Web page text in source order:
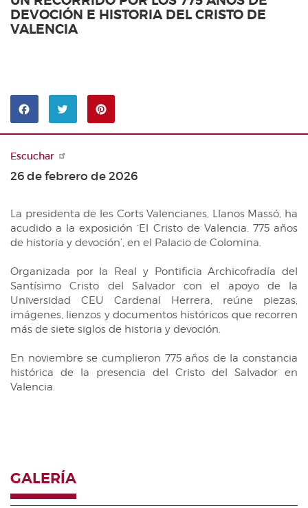
Noticias
Agenda
BUSCADOR DE TRAMITACIONES
ARCHIVO AUDIOVISUAL
LEYES APROBADAS
PREGUNTAS DE INTERÉS GENERAL
RESOLUCIONES APROBADAS
DECLARACIONES INSTITUCIONALES
DEBATES
SERVICIOS DE INFORMACIÓN
Biblioteca
Documentación
Butlletí Oficial de les Corts
Diario de Sesiones de Pleno
Diario de Sesiones de Comisiones
Informe BOC
Publicaciones no oficiales
Otras publicaciones
Información y venta
ESTADÍSTICAS PARLAMENTARIAS
PROYECTOS DE ACTOS LEGISLATIVOS UNIÓN
EUROPEA
DEVOCIÓN E HISTORIA DEL CRISTO DE
VALENCIA
Compartir
en
Facebook
Compartir
en
Escuchar
26 de febrero de 2026
La presidenta de les Corts Valencianes, Llanos Massó, ha
acudido a la exposición ‘El Cristo de Valencia. 775 años
de historia y devoción’, en el Palacio de Colomina.
Organizada por la Real y Pontificia Archicofradía del
Santísimo Cristo del Salvador con el apoyo de la
Universidad CEU Cardenal Herrera, reúne piezas,
imágenes, lienzos y documentos históricos que recorren
más de siete siglos de historia y devoción.
En noviembre se cumplieron 775 años de la constancia
histórica de la presencia del Cristo del Salvador en
Valencia.
GALERÍA